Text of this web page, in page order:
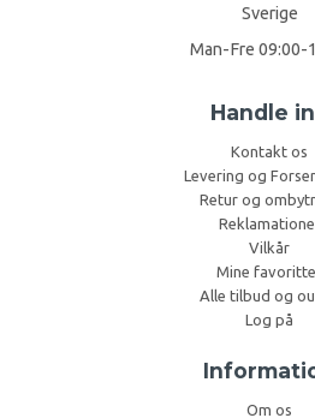
Sverige
Man-Fre 09:00-
Handle
Kontakt os
Levering og
Retur og
Vilkår
Mine
Alle tilbud og
Log på
Om os